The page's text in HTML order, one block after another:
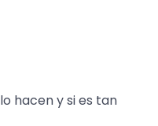
hacen y si es tan